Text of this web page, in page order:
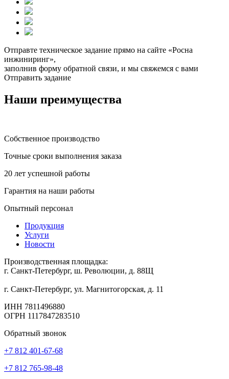
Отправте техническое задание прямо на сайте «Росна
инжиниринг»,
заполнив форму обратной связи, и мы свяжемся с вами
Отправить задание
Наши преимущества
Собственное производство
Точные сроки выполнения заказа
20 лет успешной работы
Гарантия на наши работы
Опытный персонал
Продукция
Услуги
Новости
Производственная площадка:
г. Санкт-Петербург, ш. Революции, д. 88Щ
г. Санкт-Петербург, ул. Магнитогорская, д. 11
ИНН 7811496880
ОГРН 1117847283510
Обратный звонок
+7 812 401-67-68
+7 812 765-98-48